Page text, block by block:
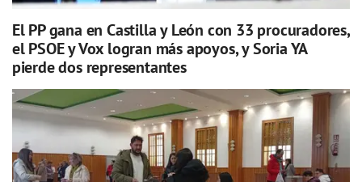
El PP gana en Castilla y León con 33 procuradores,
el PSOE y Vox logran más apoyos, y Soria YA
pierde dos representantes